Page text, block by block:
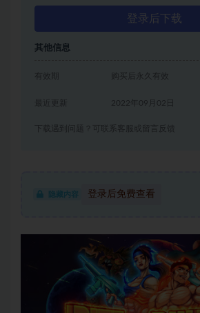
登录后下载
其他信息
有效期 购买后永久有效
2022年09月02日
下载遇到问题？可联系客服或留言反馈
隐藏内容 登录后免费查看